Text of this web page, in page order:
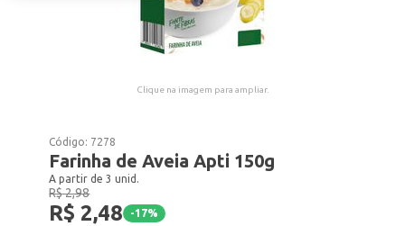
Clique na imagem para ampliar.
Código: 7278
Farinha de Aveia Apti 150g
A partir de 3 unid.
R$ 2,98
R$ 2,48 -17%